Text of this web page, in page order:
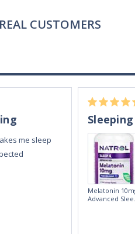
CUSTOMERS
me sleep
Melatonin
Advanced